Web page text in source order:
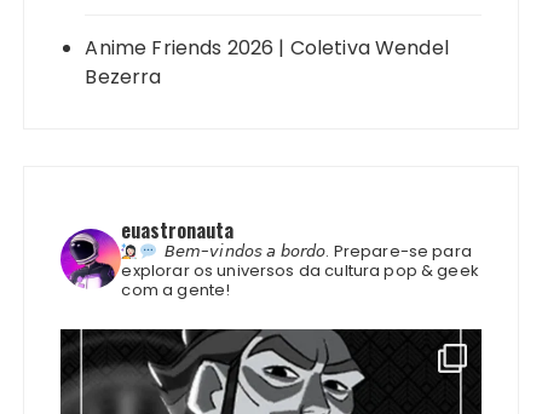
Anime Friends 2026 | Coletiva Wendel
Bezerra
euastronauta
𝘉𝘦𝘮-𝘷𝘪𝘯𝘥𝘰𝘴 𝘢 𝘣𝘰𝘳𝘥𝘰. Prepare-se para
explorar os universos da cultura pop & geek
com a gente!